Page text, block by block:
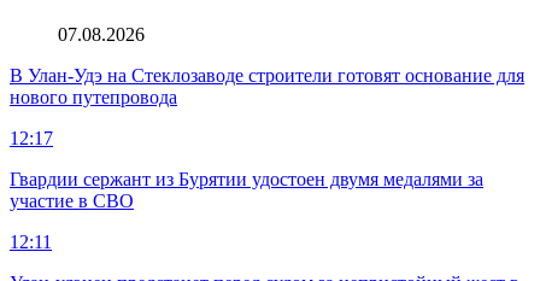
07.08.2026
В Улан-Удэ на Стеклозаводе строители готовят основание для
нового путепровода
12:17
Гвардии сержант из Бурятии удостоен двумя медалями за
участие в СВО
12:11